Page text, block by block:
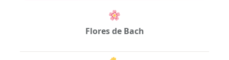
Flores de Bach